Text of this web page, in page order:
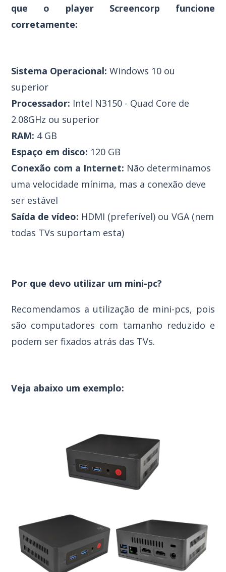
que o player Screencorp funcione
corretamente:
Sistema Operacional: Windows 10 ou
superior
Processador: Intel N3150 - Quad Core de
2.08GHz ou superior
RAM: 4 GB
Espaço em disco: 120 GB
Conexão com a Internet: Não determinamos
uma velocidade mínima, mas a conexão deve
ser estável
Saída de vídeo: HDMI (preferível) ou VGA (nem
todas TVs suportam esta)
Por que devo utilizar um mini-pc?
Recomendamos a utilização de mini-pcs, pois
são computadores com tamanho reduzido e
podem ser fixados atrás das TVs.
Veja abaixo um exemplo: